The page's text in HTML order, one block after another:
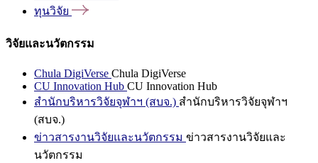
ทุนวิจัย
วิจัยและนวัตกรรม
Chula DigiVerse Chula DigiVerse
CU Innovation Hub CU Innovation Hub
สำนักบริหารวิจัยจุฬาฯ (สบจ.) สำนักบริหารวิจัยจุฬาฯ
(สบจ.)
ข่าวสารงานวิจัยและนวัตกรรม ข่าวสารงานวิจัยและ
นวัตกรรม